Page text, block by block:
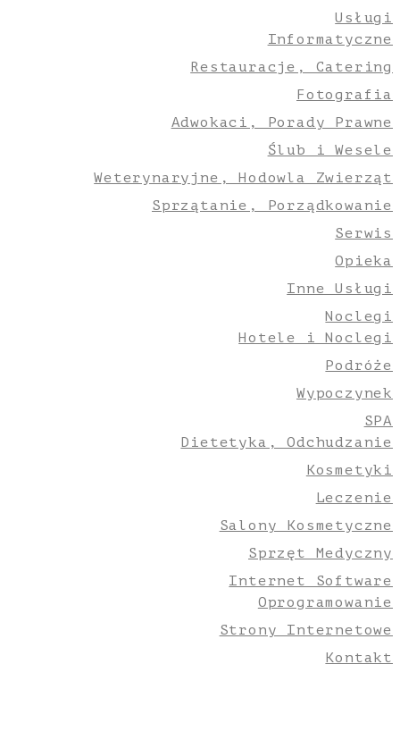
Usługi
Informatyczne
Restauracje, Catering
Fotografia
Adwokaci, Porady Prawne
Ślub i Wesele
Weterynaryjne, Hodowla Zwierząt
Sprzątanie, Porządkowanie
Serwis
Opieka
Inne Usługi
Noclegi
Hotele i Noclegi
Podróże
Wypoczynek
SPA
Dietetyka, Odchudzanie
Kosmetyki
Leczenie
Salony Kosmetyczne
Sprzęt Medyczny
Internet Software
Oprogramowanie
Strony Internetowe
Kontakt